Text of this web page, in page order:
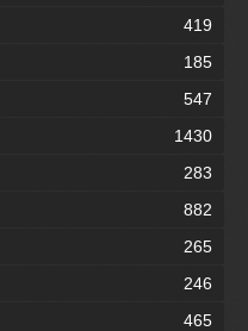
419
185
547
1430
283
882
265
246
465